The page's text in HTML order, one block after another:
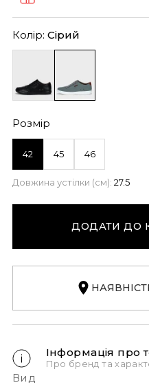
Колір: Сірий
Розмір
42 45 46
Довжина устілки (см): 27.5
ДОДАТИ ДО
Інформація про
Про бренд та
Вид